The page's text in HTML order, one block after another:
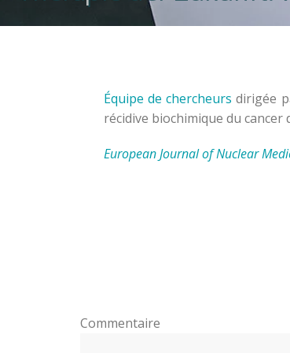
Équipe de chercheurs dirigée
récidive biochimique du cancer
European Journal of Nuclear